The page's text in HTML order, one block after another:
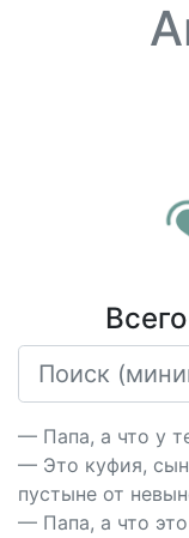
— Папа, а что у
— Это куфия,
пустыне от
— Папа, а что